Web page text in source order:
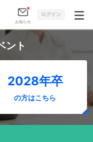
お知らせ
ログイン
ント
2028年卒
の方はこちら